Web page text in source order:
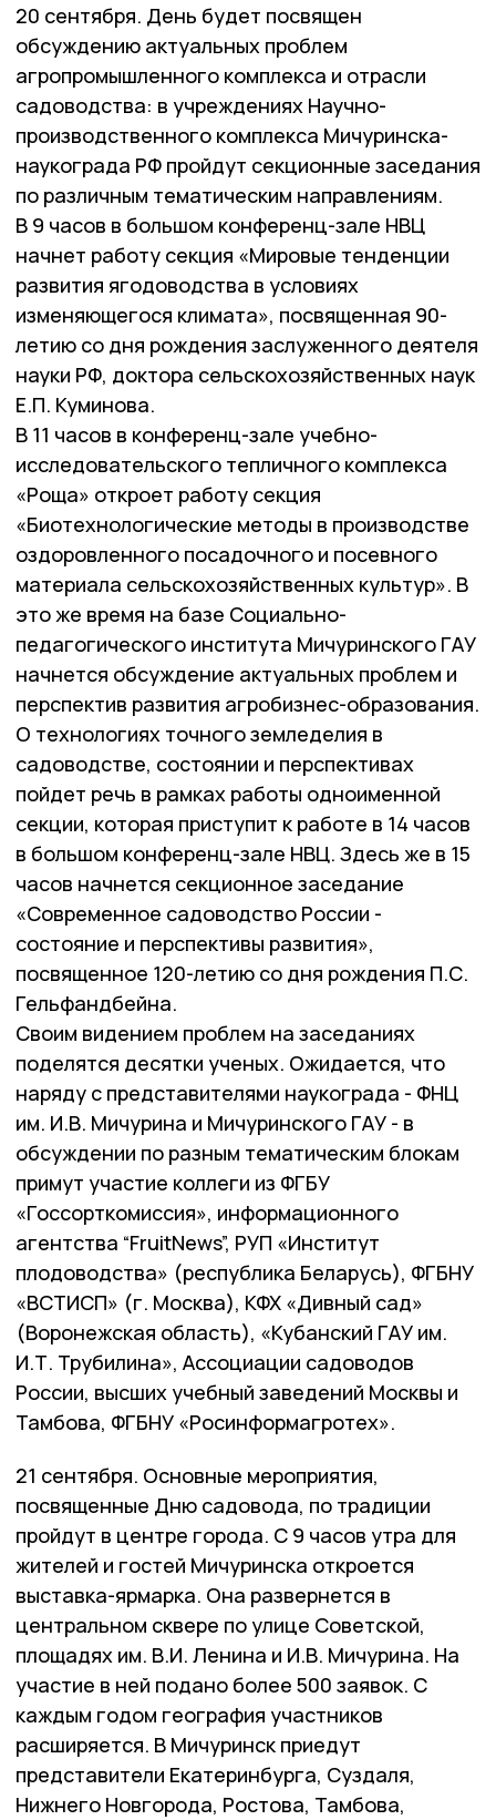
20 сентября. День будет посвящен
обсуждению актуальных проблем
агропромышленного комплекса и отрасли
садоводства: в учреждениях Научно-
производственного комплекса Мичуринска-
наукограда РФ пройдут секционные заседания
по различным тематическим направлениям.
В 9 часов в большом конференц-зале НВЦ
начнет работу секция «Мировые тенденции
развития ягодоводства в условиях
изменяющегося климата», посвященная 90-
летию со дня рождения заслуженного деятеля
науки РФ, доктора сельскохозяйственных наук
Е.П. Куминова.
В 11 часов в конференц-зале учебно-
исследовательского тепличного комплекса
«Роща» откроет работу секция
«Биотехнологические методы в производстве
оздоровленного посадочного и посевного
материала сельскохозяйственных культур». В
это же время на базе Социально-
педагогического института Мичуринского ГАУ
начнется обсуждение актуальных проблем и
перспектив развития агробизнес-образования.
О технологиях точного земледелия в
садоводстве, состоянии и перспективах
пойдет речь в рамках работы одноименной
секции, которая приступит к работе в 14 часов
в большом конференц-зале НВЦ. Здесь же в 15
часов начнется секционное заседание
«Современное садоводство России -
состояние и перспективы развития»,
посвященное 120-летию со дня рождения П.С.
Гельфандбейна.
Своим видением проблем на заседаниях
поделятся десятки ученых. Ожидается, что
наряду с представителями наукограда - ФНЦ
им. И.В. Мичурина и Мичуринского ГАУ - в
обсуждении по разным тематическим блокам
примут участие коллеги из ФГБУ
«Госсорткомиссия», информационного
агентства “FruitNews”, РУП «Институт
плодоводства» (республика Беларусь), ФГБНУ
«ВСТИСП» (г. Москва), КФХ «Дивный сад»
(Воронежская область), «Кубанский ГАУ им.
И.Т. Трубилина», Ассоциации садоводов
России, высших учебный заведений Москвы и
Тамбова, ФГБНУ «Росинформагротех».
21 сентября. Основные мероприятия,
посвященные Дню садовода, по традиции
пройдут в центре города. С 9 часов утра для
жителей и гостей Мичуринска откроется
выставка-ярмарка. Она развернется в
центральном сквере по улице Советской,
площадях им. В.И. Ленина и И.В. Мичурина. На
участие в ней подано более 500 заявок. С
каждым годом география участников
расширяется. В Мичуринск приедут
представители Екатеринбурга, Суздаля,
Нижнего Новгорода, Ростова, Тамбова,